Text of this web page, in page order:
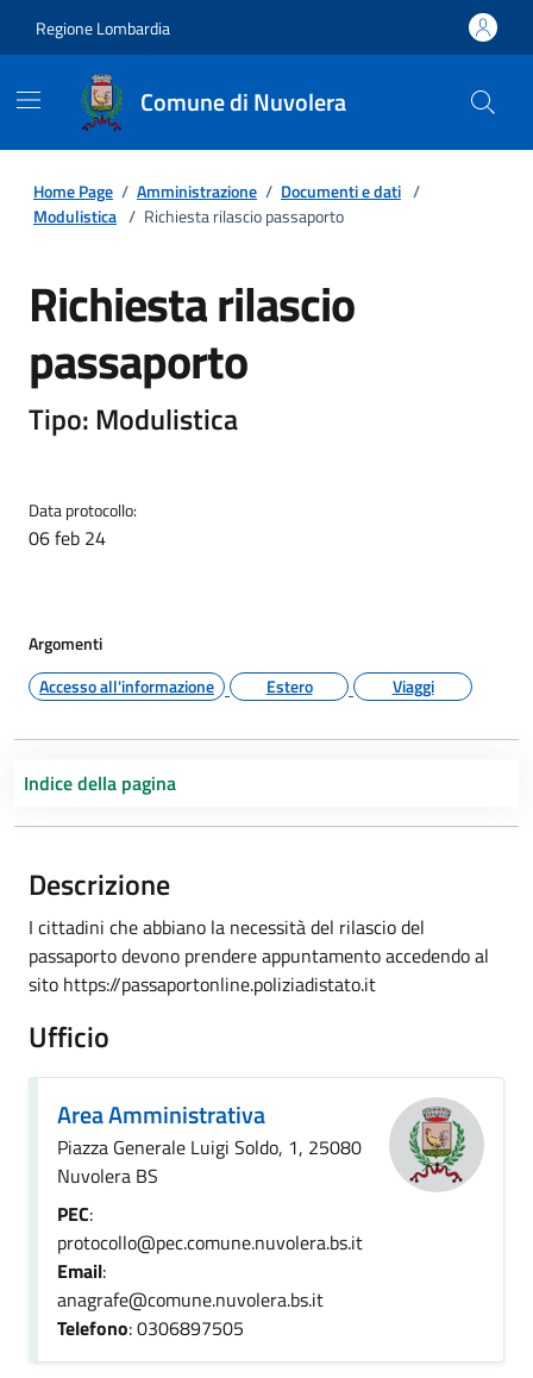
Regione Lombardia
Comune di Nuvolera
Home Page / Amministrazione / Documenti e dati /
Modulistica / Richiesta rilascio passaporto
Richiesta rilascio
passaporto
Tipo: Modulistica
Data protocollo:
06 feb 24
Argomenti
Accesso all'informazione
Estero Viaggi
Indice della pagina
Descrizione
I cittadini che abbiano la necessità del rilascio del
passaporto devono prendere appuntamento accedendo al
sito https://passaportonline.poliziadistato.it
Ufficio
Area Amministrativa
Piazza Generale Luigi Soldo, 1, 25080
Nuvolera BS
PEC:
protocollo@pec.comune.nuvolera.bs.it
Email:
anagrafe@comune.nuvolera.bs.it
Telefono: 0306897505